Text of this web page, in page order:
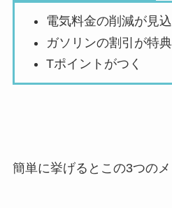
電気料金の削減が見
ガソリンの割引が特
Tポイントがつく
簡単に挙げるとこの3つのメ